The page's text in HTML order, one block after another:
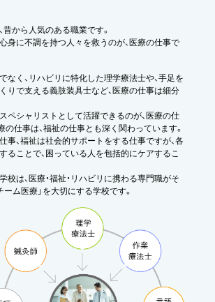
昔から人気のある職業です。
身に不調を持つ人々を救うのが、医療の仕事で
なく、リハビリに特化した理学療法士や、手足を
りで支える義肢装具士など、医療の仕事は細分
ペシャリストとして活躍できるのが、医療の仕
の仕事は、福祉の仕事とも深く関わっています。
事、福祉は社会的サポートをする仕事ですが、各
ることで、困っている人を包括的にケアするこ
校は、医療・福祉・リハビリに携わる専門職がそ
ム医療」を大切にする学校です。